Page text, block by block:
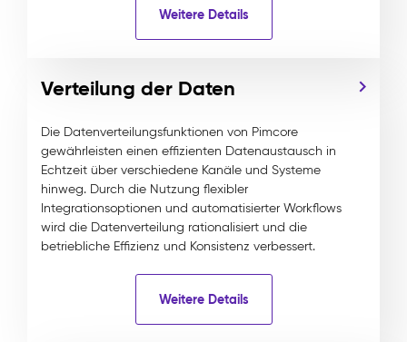
Weitere Details
Verteilung der Daten
Die Datenverteilungsfunktionen von Pimcore
gewährleisten einen effizienten Datenaustausch in
Echtzeit über verschiedene Kanäle und Systeme
hinweg. Durch die Nutzung flexibler
Integrationsoptionen und automatisierter Workflows
wird die Datenverteilung rationalisiert und die
betriebliche Effizienz und Konsistenz verbessert.
Weitere Details